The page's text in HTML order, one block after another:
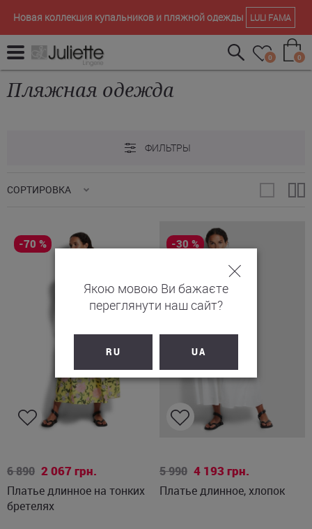
Новая коллекция купальников и пляжной одежды LULI FAMA
0 0
Пляжная одежда
ФИЛЬТРЫ
СОРТИРОВКА
-70 %
6 890 2 067 грн.
Платье длинное на тонких
бретелях
-30 %
5 990 4 193 грн.
Платье длинное, хлопок
Якою мовою Ви бажаєте
переглянути наш сайт?
RU UA